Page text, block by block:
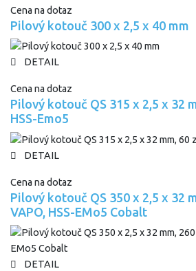
Cena na dotaz
Pilový kotouč 300 x 2,5 x 40 mm
DETAIL
Cena na dotaz
Pilový kotouč QS 315 x 2,5 x 32
HSS-Emo5
DETAIL
Cena na dotaz
Pilový kotouč QS 350 x 2,5 x 32
VAPO, HSS-EMo5 Cobalt
DETAIL